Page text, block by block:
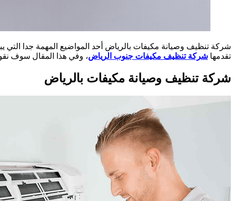
شركة تنظيف وصيانة مكيفات بالرياض أحد المواضيع المهمة جدا
تقدمها شركة تنظيف مكيفات جنوب الرياض، وفي هذا المقال سوف
شركة تنظيف وصيانة مكيفات بالرياض